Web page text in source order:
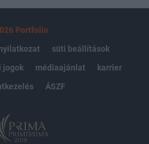
Portfolio
süti beállítások
jogok médiaajánlat
karrier
ÁSZF